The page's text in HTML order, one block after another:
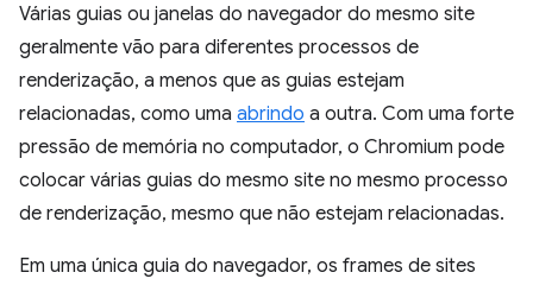
Várias guias ou janelas do navegador do mesmo site
geralmente vão para diferentes processos de
renderização, a menos que as guias estejam
relacionadas, como uma abrindo a outra. Com uma forte
pressão de memória no computador, o Chromium pode
colocar várias guias do mesmo site no mesmo processo
de renderização, mesmo que não estejam relacionadas.
Em uma única guia do navegador, os frames de sites